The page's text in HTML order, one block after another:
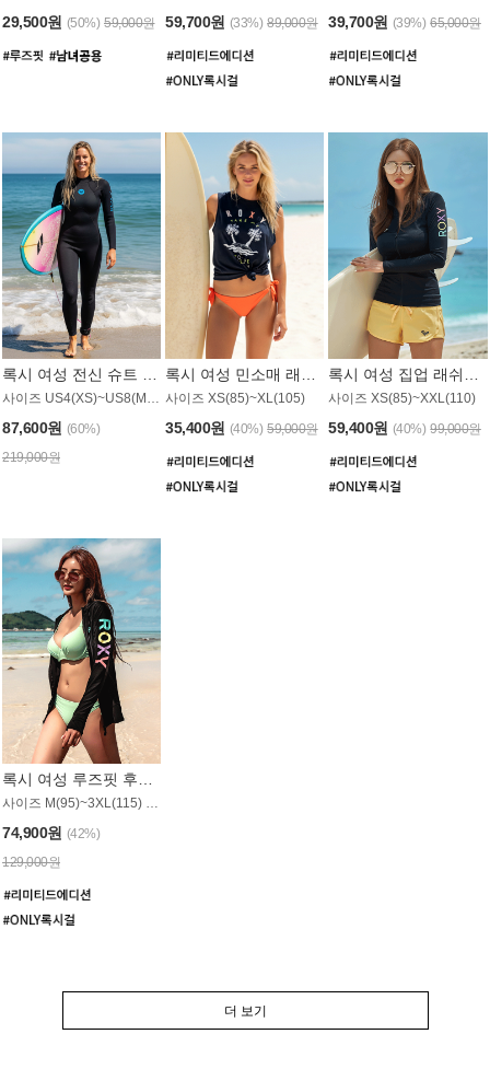
29,500원 (50%) 59,000원 59,700원 (33%) 89,000원 39,700원 (39%) 65,000원
87,600원 (60%)
219,000원
사이즈 XS(85)~XL(105)
35,400원 (40%) 59,000원
사이즈 XS(85)~XXL(110)
59,400원 (40%) 99,000원
록시 여성 루즈핏 후드 래쉬가드 WT900BRX
사이즈 M(95)~3XL(115) / 롱기장 타입
74,900원 (42%)
129,000원
더 보기